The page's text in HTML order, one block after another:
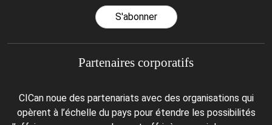
S'abonner
Partenaires corporatifs
CICan noue des partenariats avec des organisations qui
opèrent à l’échelle du pays pour étendre les possibilités